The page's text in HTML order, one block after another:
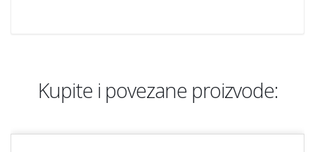
Kupite i povezane proizvode: